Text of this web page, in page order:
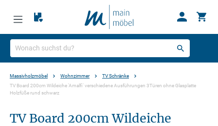
Massivholzmöbel Wohnzimmer
TV Schränke
TV Board 200cm Wildeiche 'Amalfi' verschiedene Ausführungen 3Türen ohne Glasplatte
Holzfüße rund schwarz
TV Board 200cm Wildeiche